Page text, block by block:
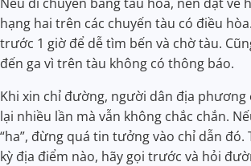
hạng hai trên các chuyến tàu có điều
trước 1 giờ để dễ tìm bến và chờ tàu.
đến ga vì trên tàu không có thông báo.
Khi xin chỉ đường, người dân địa phương
lại nhiều lần mà vẫn không chắc chắn.
“ha”, đừng quá tin tưởng vào chỉ dẫn
kỳ địa điểm nào, hãy gọi trước và hỏi